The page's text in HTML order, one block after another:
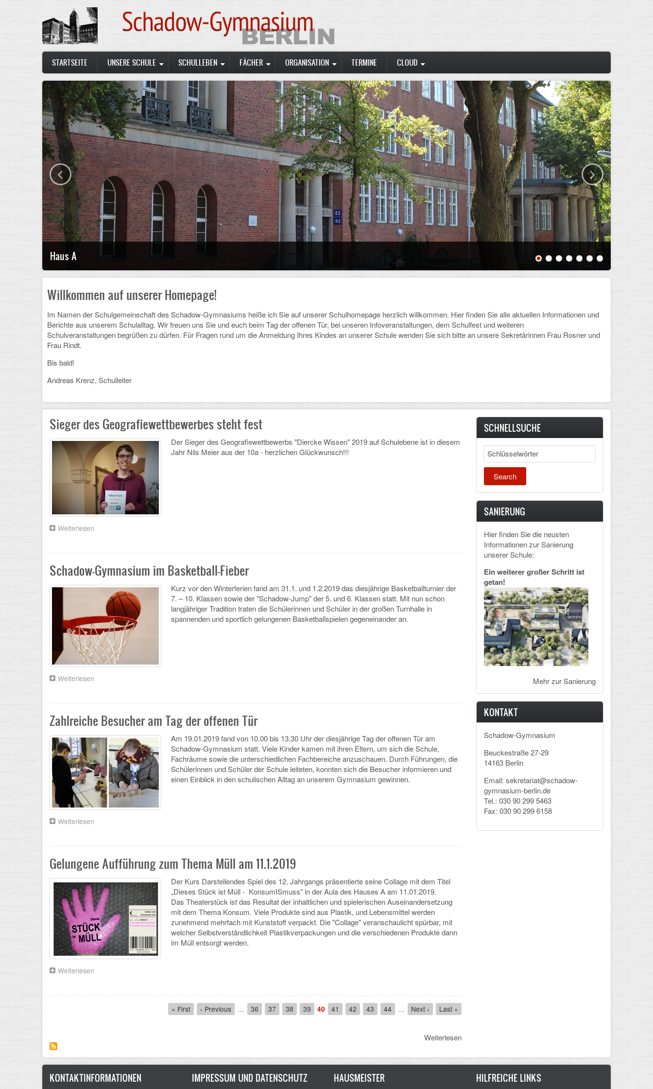
Main
navigation
STARTSEITE UNSERE SCHULE SCHULLEBEN FÄCHER ORGANISATION TERMINE CLOUD
Haus A
Willkommen auf unserer Homepage!
Im Namen der Schulgemeinschaft des Schadow-Gymnasiums heiße ich Sie auf unserer Schulhomepage herzlich willkommen. Hier finden Sie alle aktuellen Informationen und
Berichte aus unserem Schulalltag. Wir freuen uns Sie und euch beim Tag der offenen Tür, bei unseren Infoveranstaltungen, dem Schulfest und weiteren
Schulveranstaltungen begrüßen zu dürfen. Für Fragen rund um die Anmeldung Ihres Kindes an unserer Schule wenden Sie sich bitte an unsere Sekretärinnen Frau Rosner und
Frau Rindt.
Bis bald!
Andreas Krenz, Schulleiter
Sieger des Geografiewettbewerbes steht fest
Der Sieger des Geografiewettbewerbs "Diercke Wissen" 2019 auf Schulebene ist in diesem
Jahr Nils Meier aus der 10a - herzlichen Glückwunsch!!!
Weiterlesen
Geografiewettbewerbes
steht
fest
Schadow-Gymnasium im Basketball-Fieber
Kurz vor den Winterferien fand am 31.1. und 1.2.2019 das diesjährige Basketballturnier der
7. – 10. Klassen sowie der "Schadow-Jump" der 5. und 6. Klassen statt. Mit nun schon
langjähriger Tradition traten die Schülerinnen und Schüler in der großen Turnhalle in
spannenden und sportlich gelungenen Basketballspielen gegeneinander an.
Weiterlesen
im
Basketball-
Fieber
Zahlreiche Besucher am Tag der offenen Tür
Am 19.01.2019 fand von 10.00 bis 13.30 Uhr der diesjährige Tag der offenen Tür am
Schadow-Gymnasium statt. Viele Kinder kamen mit ihren Eltern, um sich die Schule,
Fachräume sowie die unterschiedlichen Fachbereiche anzuschauen. Durch Führungen, die
Schülerinnen und Schüler der Schule leiteten, konnten sich die Besucher informieren und
einen Einblick in den schulischen Alltag an unserem Gymnasium gewinnen.
Weiterlesen
am
Tag
der
offenen
Tür
Gelungene Aufführung zum Thema Müll am 11.1.2019
Der Kurs Darstellendes Spiel des 12. Jahrgangs präsentierte seine Collage mit dem Titel
„Dieses Stück ist Müll - KonsumISmuss" in der Aula des Hauses A am 11.01.2019.
Das Theaterstück ist das Resultat der inhaltlichen und spielerischen Auseinandersetzung
mit dem Thema Konsum. Viele Produkte sind aus Plastik, und Lebensmittel werden
zunehmend mehrfach mit Kunststoff verpackt. Die "Collage" veranschaulicht spürbar, mit
welcher Selbstverständlichkeit Plastikverpackungen und die verschiedenen Produkte dann
im Müll entsorgt werden.
Weiterlesen
zum
First
page
« First
Previous
page
‹ Previous … Seite
36 Seite
37 Seite
38 Seite
39
Aktuelle
Seite
40 Seite
41 Seite
42 Seite
43 Seite
44 …
Next
page
Next ›
Last
page
Last »
Weiterlesen
SCHNELLSUCHE
Search
SANIERUNG
Hier finden Sie die neusten
Informationen zur Sanierung
unserer Schule:
Ein weiterer großer Schritt ist
getan!
Mehr zur Sanierung
KONTAKT
Schadow-Gymnasium
Beuckestraße 27-29
14163 Berlin
Email: sekretariat@schadow-
gymnasium-berlin.de
Tel.: 030 90 299 5463
Fax: 030 90 299 6158
KONTAKTINFORMATIONEN IMPRESSUM UND DATENSCHUTZ HAUSMEISTER HILFREICHE LINKS